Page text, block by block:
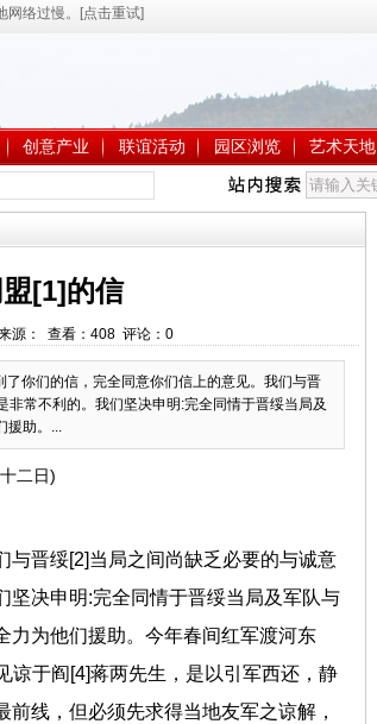
创意产业 联谊活动 园区浏览 艺术天地
[1]的信
源： 查看： 408评论： 0
你们的信，完全同意你们信上的意见。我们与晋
常不利的。我们坚决申明:完全同情于晋绥当局及
援助。...
二日)
与晋绥[2]当局之间尚缺乏必要的与诚意
坚决申明:完全同情于晋绥当局及军队与
力为他们援助。今年春间红军渡河东
谅于阎[4]蒋两先生，是以引军西还，静
线，但必须先求得当地友军之谅解，